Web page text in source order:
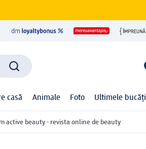
casă Animale Foto Ultimele bucăți
active beauty - revista online de beauty